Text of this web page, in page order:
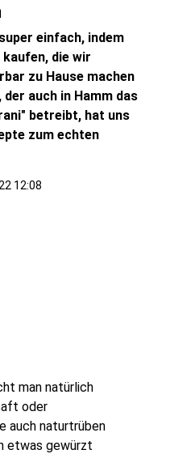
einfach, indem
die wir
zu Hause machen
der auch in Hamm das
betreibt, hat uns
zum echten
12:08
man natürlich
oder
auch naturtrüben
etwas gewürzt